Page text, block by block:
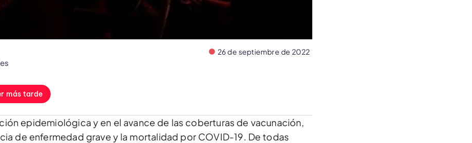
26 de septiembre de 2022
más tarde
epidemiológica y en el avance de las coberturas de vacunación,
de enfermedad grave y la mortalidad por COVID-19. De todas